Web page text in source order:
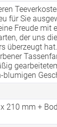
für Sie
Freude mit
der uns
überzeugt
blumigen
210 mm +